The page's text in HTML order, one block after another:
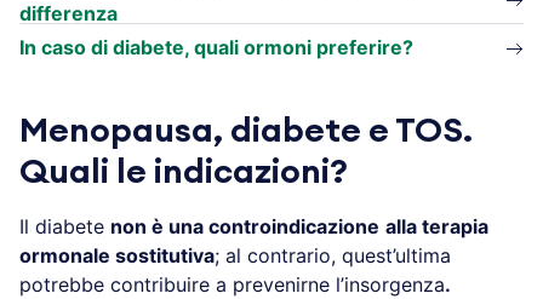
differenza
In caso di diabete, quali ormoni preferire?
Menopausa, diabete e TOS.
Quali le indicazioni?
Il diabete non è una controindicazione alla terapia
ormonale sostitutiva; al contrario, quest’ultima
potrebbe contribuire a prevenirne l’insorgenza.